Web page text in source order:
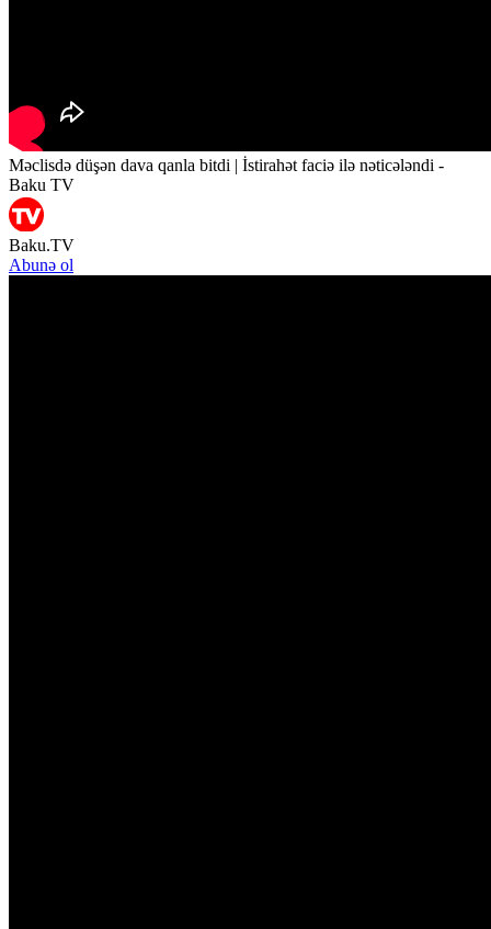
Məclisdə düşən dava qanla bitdi | İstirahət faciə ilə nəticələndi -
Baku TV
Baku.TV
Abunə ol